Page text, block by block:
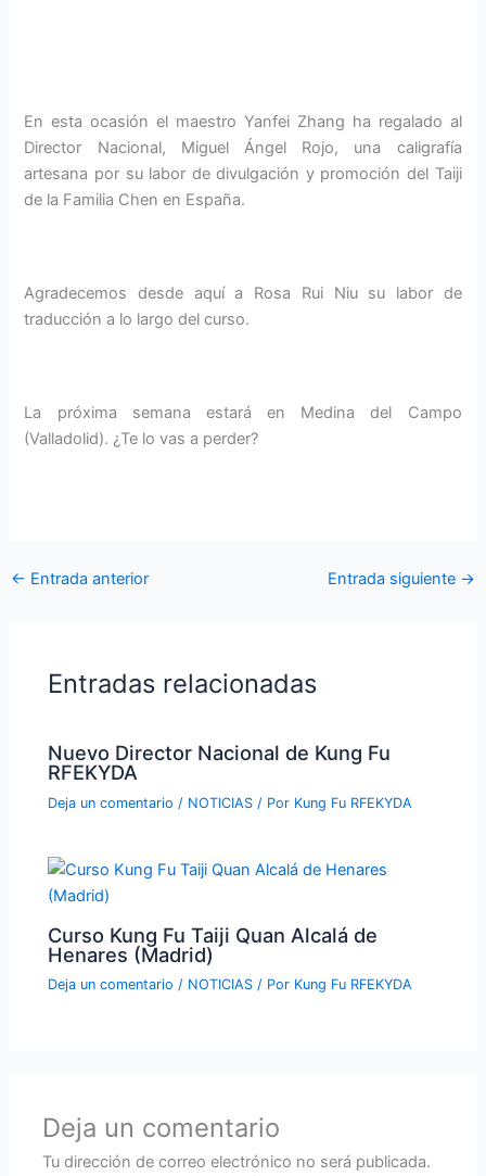
En esta ocasión el maestro Yanfei Zhang ha regalado al
Director Nacional, Miguel Ángel Rojo, una caligrafía
artesana por su labor de divulgación y promoción del Taiji
de la Familia Chen en España.
Agradecemos desde aquí a Rosa Rui Niu su labor de
traducción a lo largo del curso.
La próxima semana estará en Medina del Campo
(Valladolid). ¿Te lo vas a perder?
← Entrada anterior Entrada siguiente →
Entradas relacionadas
Nuevo Director Nacional de Kung Fu
RFEKYDA
Deja un comentario / NOTICIAS / Por Kung Fu RFEKYDA
Curso Kung Fu Taiji Quan Alcalá de
Henares (Madrid)
Deja un comentario / NOTICIAS / Por Kung Fu RFEKYDA
Deja un comentario
Tu dirección de correo electrónico no será publicada.